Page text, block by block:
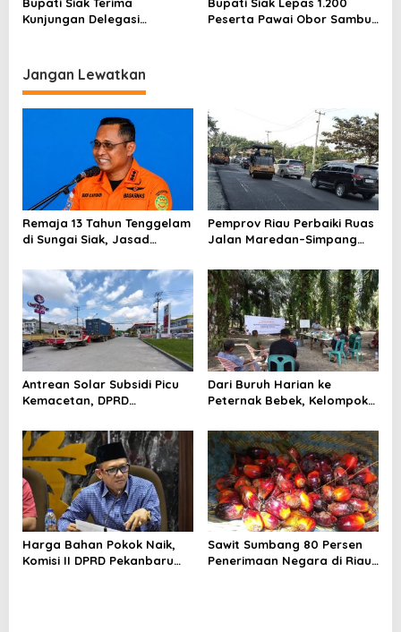
Bupati Siak Terima
Kunjungan Delegasi
Hijau Berkelanjutan
Bupati Siak Lepas 1.200
Peserta Pawai Obor Sambut
Jangan Lewatkan
Remaja 13 Tahun Tenggelam
di Sungai Siak, Jasad
Pemprov Riau Perbaiki Ruas
Jalan Maredan–Simpang
Kilometer
Antrean Solar Subsidi Picu
Kemacetan, DPRD
Beri Penjelasan
Dari Buruh Harian ke
Peternak Bebek, Kelompok
Telur per Hari
Harga Bahan Pokok Naik,
Komisi II DPRD Pekanbaru
Sawit Sumbang 80 Persen
Penerimaan Negara di Riau,